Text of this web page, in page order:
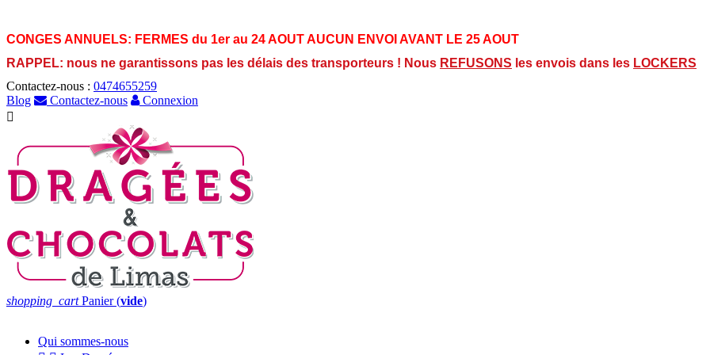
CONGES ANNUELS: FERMES du 1er au 24 AOUT AUCUN ENVOI AVANT LE 25 AOUT
RAPPEL: nous ne garantissons pas les délais des transporteurs ! Nous REFUSONS les envois dans les LOCKERS
Contactez-nous : 0474655259
Blog
Contactez-nous
Connexion

shopping_cart Panier (vide)
Qui sommes-nous